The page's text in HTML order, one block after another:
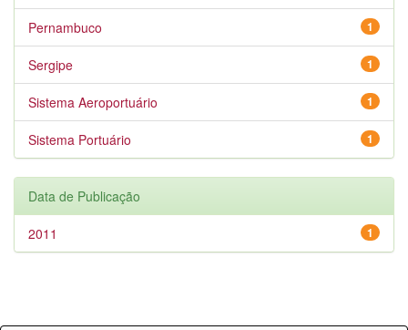
1
Pernambuco
1
Sergipe
1
Sistema Aeroportuário
1
Sistema Portuário
Data de Publicação
1
2011